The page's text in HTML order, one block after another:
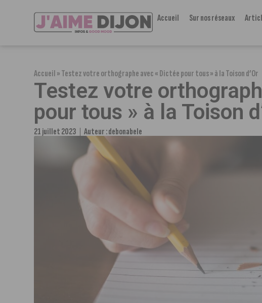
Accueil Sur nos réseaux
Accueil»Testez votre orthographe avec « Dictée pour tous » à la Toison d’Or
Testez votre
pour tous » à la Toison
21 juillet 2023 Auteur :debonabele